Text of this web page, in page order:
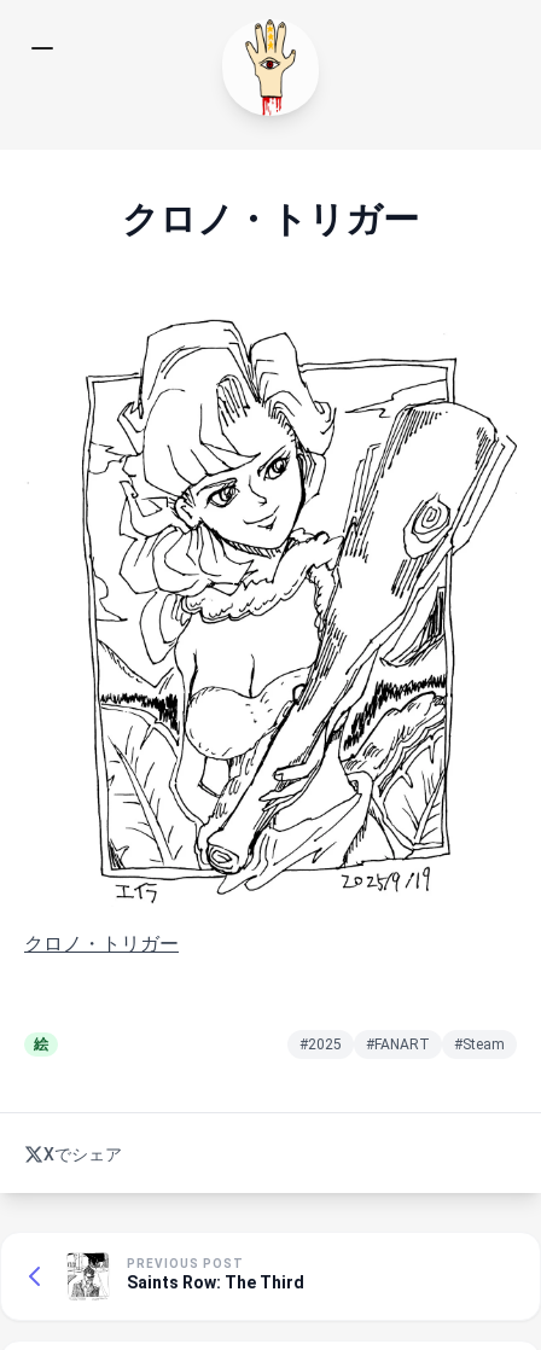
クロノ・トリガー
クロノ・トリガー
絵 #2025 #FANART #Steam
Xでシェア
PREVIOUS POST
Saints Row: The Third